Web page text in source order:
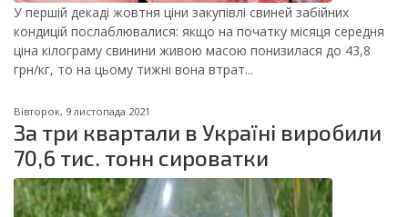
У першій декаді жовтня ціни закупівлі свиней забійних
кондицій послаблювалися: якщо на початку місяця середня
ціна кілограму свинини живою масою понизилася до 43,8
грн/кг, то на цьому тижні вона втрат...
Вівторок, 9 листопада 2021
За три квартали в Україні виробили
70,6 тис. тонн сироватки